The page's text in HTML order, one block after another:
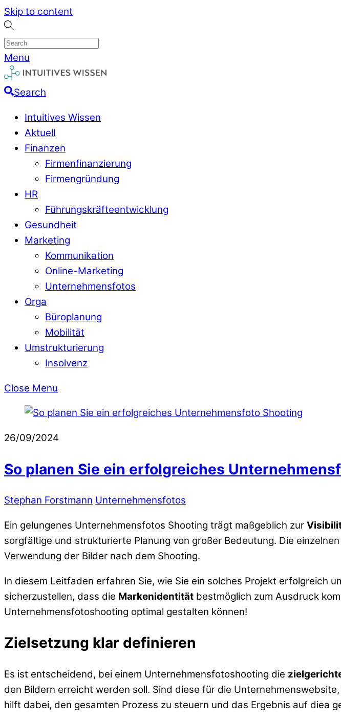
Skip to content
Menu
Search
Intuitives Wissen
Aktuell
Finanzen
Firmenfinanzierung
Firmengründung
HR
Führungskräfteentwicklung
Gesundheit
Marketing
Kommunikation
Online-Marketing
Unternehmensfotos
Orga
Büroplanung
Mobilität
Umstrukturierung
Insolvenz
Close Menu
26/09/2024
So planen Sie ein erfolgreiches
Stephan Forstmann Unternehmensfotos
Ein gelungenes Unternehmensfotos Shooting trägt maßgeblich zur
sorgfältige und strukturierte Planung von großer Bedeutung. Die
Verwendung der Bilder nach dem Shooting.
In diesem Leitfaden erfahren Sie, wie Sie ein solches Projekt erfolgreich
sicherzustellen, dass die Markenidentität bestmöglich zum Ausdruck
Unternehmensfotoshooting optimal gestalten können!
Zielsetzung klar definieren
Es ist entscheidend, bei einem Unternehmensfotoshooting die
den Bildern erreicht werden soll. Sind diese für die
hilft dabei, den gesamten Prozess zu steuern und das Ergebnis auf diea